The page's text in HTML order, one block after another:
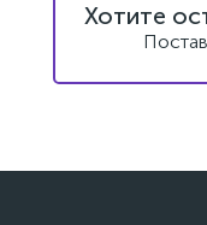
Хотите